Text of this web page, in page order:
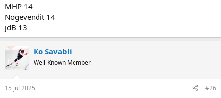
MHP 14
Nogevendit 14
jdB 13
Ko Savabli
Well-Known Member
15 jul 2025 #26